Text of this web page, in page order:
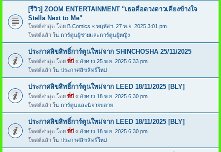
[รีวิว] ZOOM ENTERTAINMENT "เธอคือดวงดาวเคียงข้างใจ
Stella Next to Me"
โพสต์ล่าสุด โดย B.Comics « พฤหัสฯ. 27 พ.ย. 2025 3:01 pm
โพสต์แล้ว ใน การ์ตูนผู้ชายและการ์ตูนผู้หญิง
ประกาศลิขสิทธิ์การ์ตูนใหม่จาก SHINCHOSHA 25/11/2025
โพสต์ล่าสุด โดย พี่บี « อังคาร 25 พ.ย. 2025 6:33 pm
โพสต์แล้ว ใน ประกาศลิขสิทธิ์ใหม่
ประกาศลิขสิทธิ์การ์ตูนใหม่จาก LEED 18/11/2025 [BLY]
โพสต์ล่าสุด โดย พี่บี « อังคาร 18 พ.ย. 2025 6:30 pm
โพสต์แล้ว ใน การ์ตูนและนิยายบลาย
ประกาศลิขสิทธิ์การ์ตูนใหม่จาก LEED 18/11/2025 [BLY]
โพสต์ล่าสุด โดย พี่บี « อังคาร 18 พ.ย. 2025 6:30 pm
โพสต์แล้ว ใน ประกาศลิขสิทธิ์ใหม่